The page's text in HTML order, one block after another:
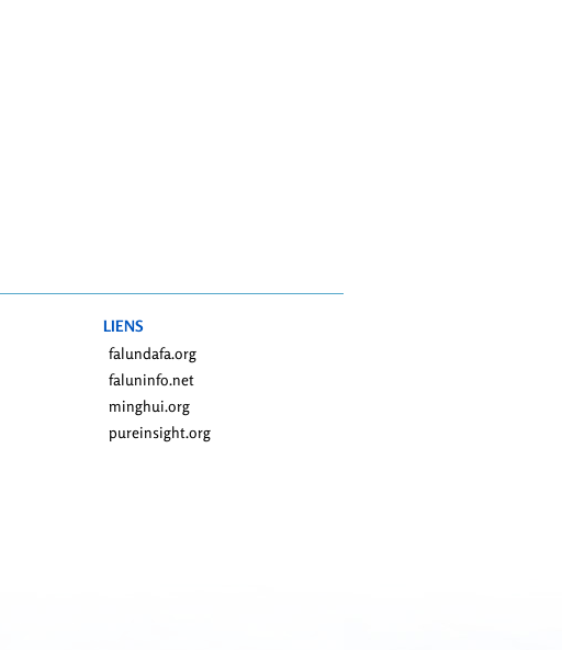
LIENS
falundafa.org
faluninfo.net
minghui.org
pureinsight.org